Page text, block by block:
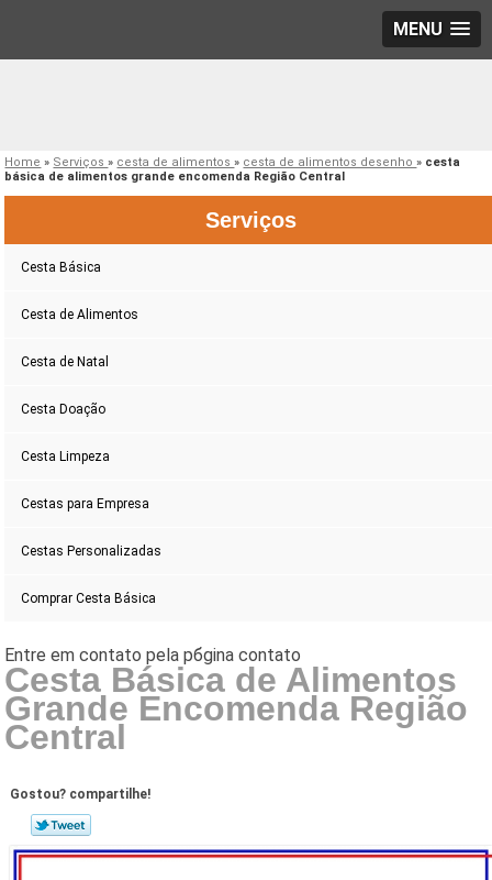
MENU
Home » Serviços» cesta de alimentos» cesta de alimentos desenho» cesta
básica de alimentos grande encomenda Região Central
Serviços
Cesta Básica
Cesta de Alimentos
Cesta de Natal
Cesta Doação
Cesta Limpeza
Cestas para Empresa
Cestas Personalizadas
Comprar Cesta Básica
Cesta Básica de Alimentos
Grande Encomenda Região
Central
Gostou? compartilhe!